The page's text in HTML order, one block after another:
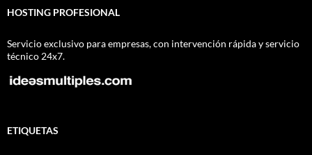
HOSTING PROFESIONAL
Servicio exclusivo para empresas, con intervención rápida y servicio
técnico 24x7.
ETIQUETAS